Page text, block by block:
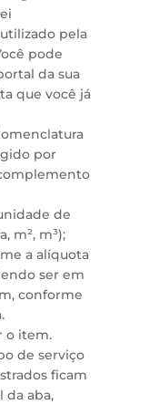
pela
pode
da sua
que você já
por
de
m², m³);
a alíquota
ser em
conforme
o item.
de serviço
ficam
da aba,